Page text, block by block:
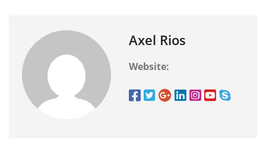
Axel Rios
Website: